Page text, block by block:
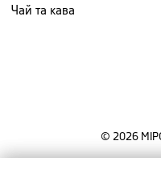
Чай та кава
© 2026